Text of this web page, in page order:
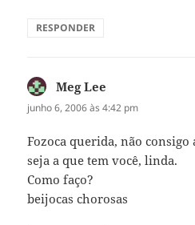
RESPONDER
Meg Lee
junho 6, 2006 às 4:42 pm
Fozoca querida, não
seja a que tem você, linda.
Como faço?
beijocas chorosas